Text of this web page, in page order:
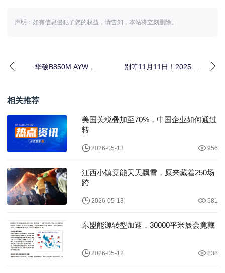
声明：如有信息侵犯了您的权益，请告知，本站将立刻删除。
华硕B850M AYW OC
别等11月11日！2025双
相关推荐
美国关税叠加至70%，中国企业如何通过
转
2026-05-13 956
江西小镇竟能天天飘雪，原来藏着250场
跨
2026-05-13 581
东盟能源转型加速，30000平米展会竟藏
2026-05-12 838